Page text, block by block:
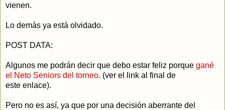
vienen.
Lo demás ya está olvidado.
POST DATA:
Algunos me podrán decir que debo estar feliz porque gané
el Neto Seniors del torneo. (ver el link al final de
este enlace).
Pero no es así, ya que por una decisión aberrante del